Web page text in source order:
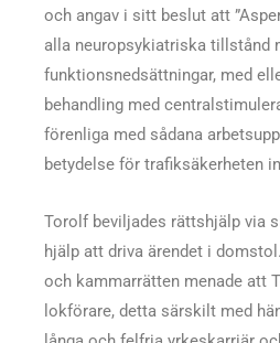
och angav i sitt beslut att
alla neuropsykiatriska tillstånd
funktionsnedsättningar, med
behandling med
förenliga med sådana
betydelse för trafiksäkerheten
Torolf beviljades rättshjälp via
hjälp att driva ärendet i
och kammarrätten menade att
lokförare, detta särskilt med